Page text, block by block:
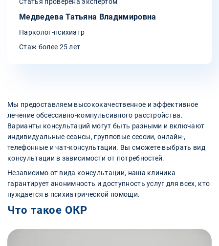
Медведева Татьяна Владимировна
Нарколог-психиатр
Стаж более 25 лет
Мы предоставляем высококачественное и эффективное
лечение обсессивно-компульсивного расстройства.
Варианты консультаций могут быть разными и включают
индивидуальные сеансы, групповые сессии, онлайн-,
телефонные и чат-консультации. Вы сможете выбрать вид
консультации в зависимости от потребностей.
Независимо от вида консультации, наша клиника
гарантирует анонимность и доступность услуг для всех, кто
нуждается в психиатрической помощи.
Что такое ОКР